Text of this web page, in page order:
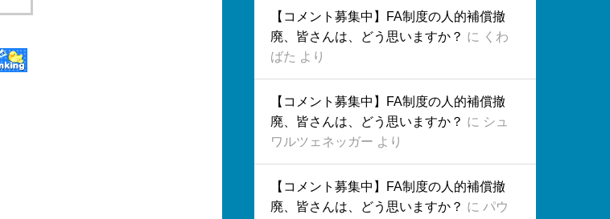
【コメント募集中】FA制度の人的補償撤
廃、皆さんは、どう思いますか？ に くわ
ばた より
【コメント募集中】FA制度の人的補償撤
廃、皆さんは、どう思いますか？ に シュ
ワルツェネッガー より
【コメント募集中】FA制度の人的補償撤
廃、皆さんは、どう思いますか？ に パウ